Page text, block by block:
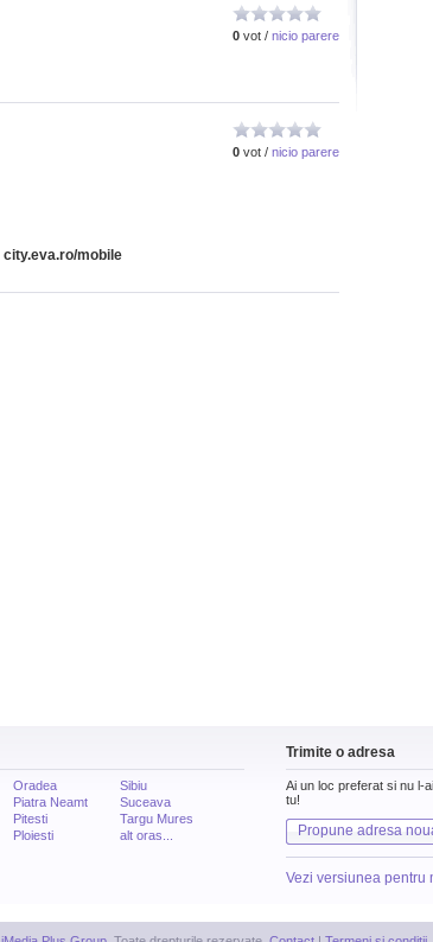
0 vot / nicio parere
0 vot / nicio parere
city.eva.ro/mobile
Oradea
Piatra Neamt
Pitesti
Ploiesti
Sibiu
Suceava
Targu Mures
alt oras...
Trimite o adresa
Ai un loc preferat si nu l-
tu!
Propune adresa
Vezi versiunea pentru